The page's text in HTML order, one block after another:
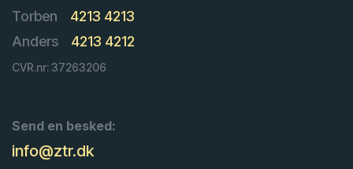
Torben
4213 4213
Anders
4213 4212
CVR.nr: 37263206
Send en besked:
info@ztr.dk